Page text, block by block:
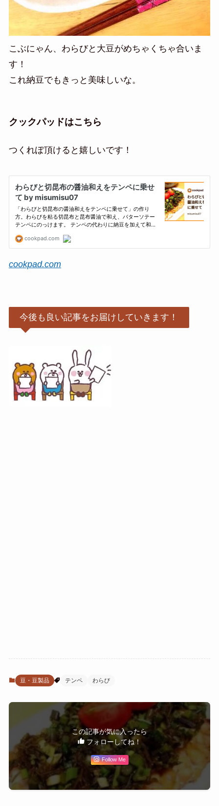
こぶにゃん、わらびと大豆がめちゃくちゃ合いま
す！
これ納豆でもきっと美味しいな。
クックパッドはこちら
つくれぽ頂けると嬉しいです！
cookpad.com
今後も良い記事をお届けしていきます！
豆・豆製品 テンペ わらび
この記事が気に入ったら
フォローしてね！
Follow Me